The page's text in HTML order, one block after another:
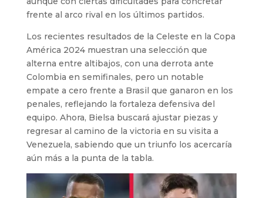
frente al arco rival en los últimos partidos.
Los recientes resultados de la Celeste en la Copa
América 2024 muestran una selección que
alterna entre altibajos, con una derrota ante
Colombia en semifinales, pero un notable
empate a cero frente a Brasil que ganaron en los
penales, reflejando la fortaleza defensiva del
equipo. Ahora, Bielsa buscará ajustar piezas y
regresar al camino de la victoria en su visita a
Venezuela, sabiendo que un triunfo los acercaría
aún más a la punta de la tabla.